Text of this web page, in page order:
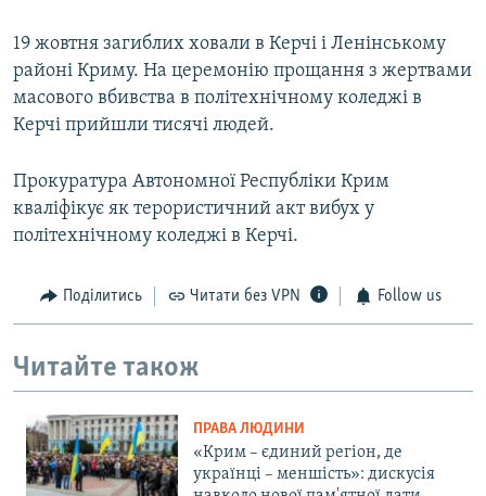
19 жовтня загиблих ховали в Керчі і Ленінському
районі Криму. На церемонію прощання з жертвами
масового вбивства в політехнічному коледжі в
Керчі прийшли тисячі людей.
​Прокуратура Автономної Республіки Крим
кваліфікує як терористичний акт вибух у
політехнічному коледжі в Керчі.
Поділитись Читати без VPN Follow us
Читайте також
ПРАВА ЛЮДИНИ
«Крим – єдиний регіон, де
українці – меншість»: дискусія